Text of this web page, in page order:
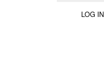
LOG IN